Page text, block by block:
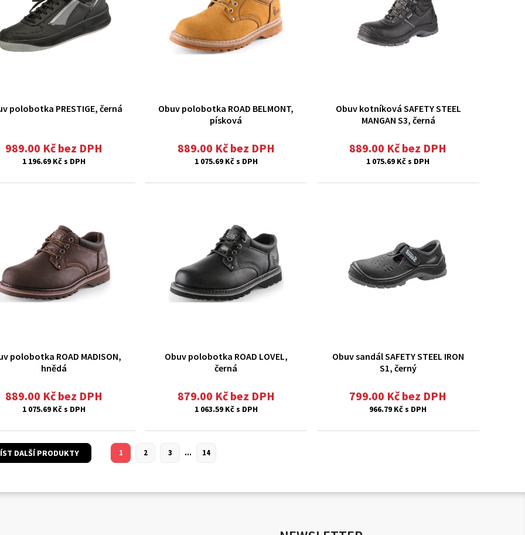
polobotka PRESTIGE, černá
989.00 Kč bez DPH
1 196.69 Kč s DPH
Obuv polobotka ROAD BELMONT,
písková
889.00 Kč bez DPH
1 075.69 Kč s DPH
Obuv kotníková SAFETY STEEL
MANGAN S3, černá
889.00 Kč bez DPH
1 075.69 Kč s DPH
polobotka ROAD MADISON,
hnědá
889.00 Kč bez DPH
1 075.69 Kč s DPH
Obuv polobotka ROAD LOVEL,
černá
879.00 Kč bez DPH
1 063.59 Kč s DPH
Obuv sandál SAFETY STEEL IRON
S1, černý
799.00 Kč bez DPH
966.79 Kč s DPH
DALŠÍ PRODUKTY 1 2 3 ... 14